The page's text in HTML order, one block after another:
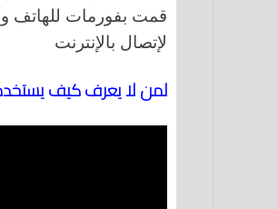
قمت بفورمات للهاتف
لإتصال بالإنترنت
لمن لا يعرف كيف يستخدم